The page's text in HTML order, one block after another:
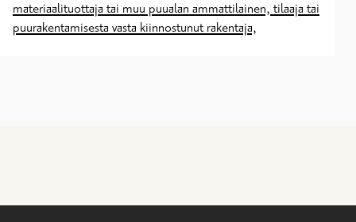
materiaalituottaja tai muu puualan ammattilainen, tilaaja tai
puurakentamisesta vasta kiinnostunut rakentaja,